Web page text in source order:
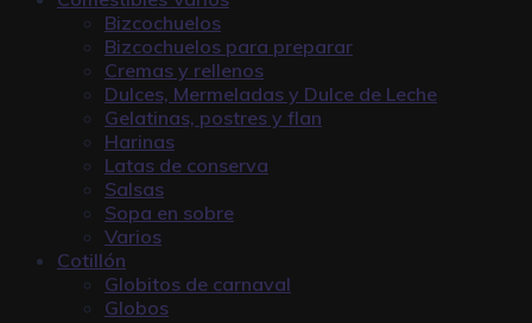
Bizcochuelos
Bizcochuelos para preparar
Cremas y rellenos
Dulces, Mermeladas y Dulce de Leche
Gelatinas, postres y flan
Harinas
Latas de conserva
Salsas
Sopa en sobre
Varios
Cotillón
Globitos de carnaval
Globos